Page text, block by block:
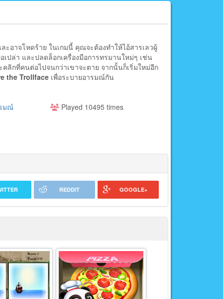
ะอาจโหดร้าย ในเกมนี้ คุณจะต้องทำให้ไอ้สารเลวผู้
ปล่า และปลดล็อกเครื่องมือการทรมานใหม่ๆ เช่น
ลิกที่คนต่อไปจนกว่าเขาจะตาย จากนั้นก็เริ่มใหม่อีก
the Trollface เพื่อระบายอารมณ์กัน
มณ์ Played 10495 times
REDDIT GOOGLE+